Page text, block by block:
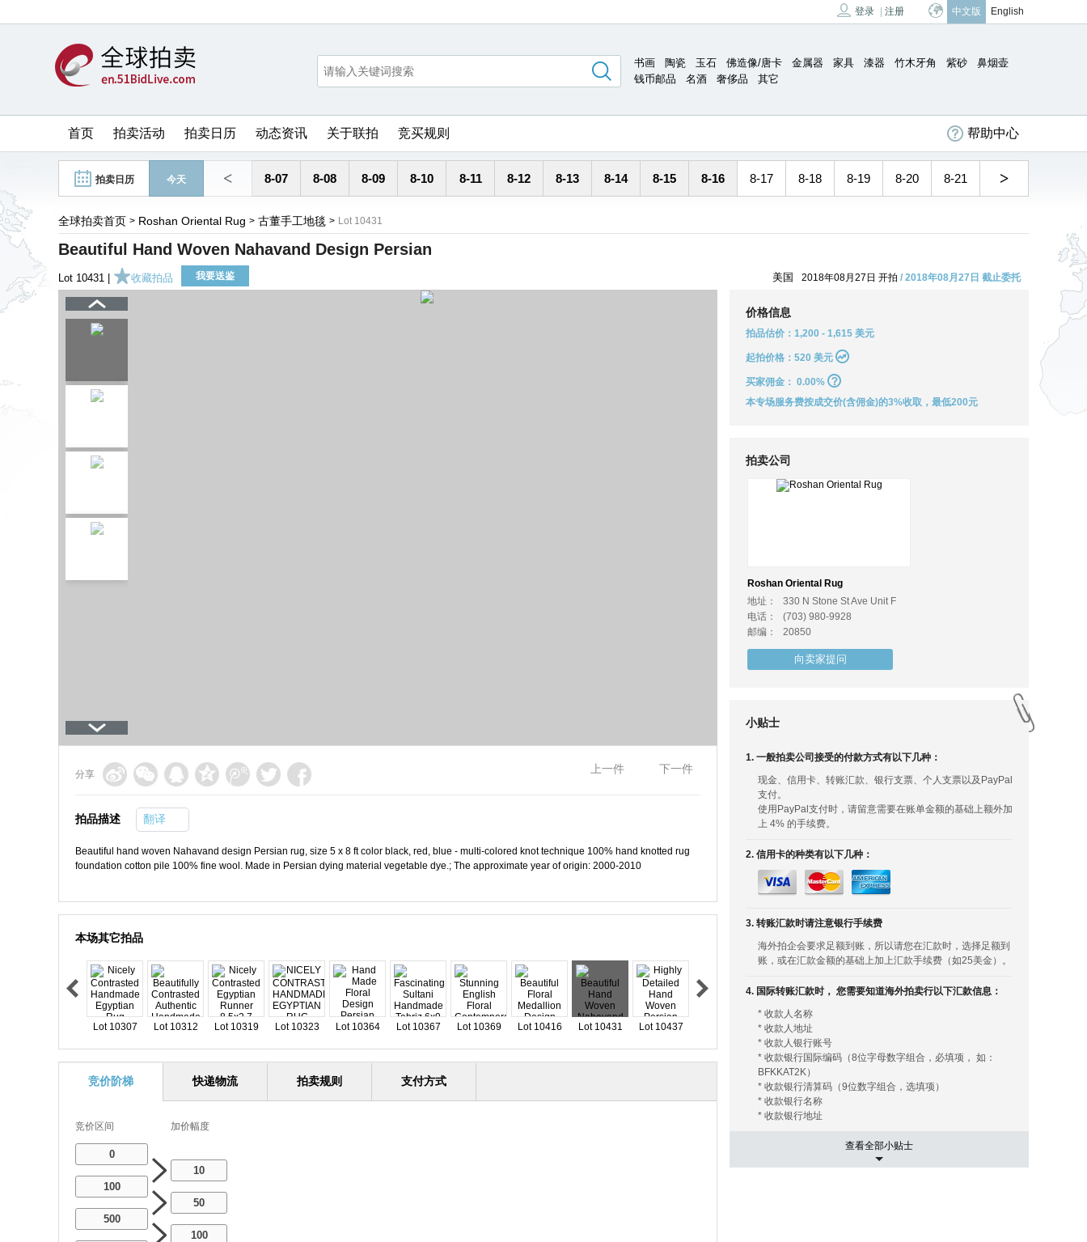
登录 注册 中文版 English
书画 陶瓷 玉石 佛造像/唐卡 金属器 家具 漆器 竹木牙角 紫砂
鼻烟壶
钱币邮品
名酒 奢侈品 其它
首页 拍卖活动 拍卖日历 动态资讯 关于联拍 竞买规则 帮助中心
拍卖日历 今天 < 8-07 8-08 8-09 8-10 8-11 8-12 8-13 8-14 8-15 8-16 8-17 8-18 8-19 8-20 8-21 >
全球拍卖首页 > Roshan Oriental Rug > 古董手工地毯 > Lot 10431
Beautiful Hand Woven Nahavand Design Persian
Lot 10431 | 收藏拍品 我要送鉴 美国 2018年08月27日 开拍 / 2018年08月27日 截止委托
分享 上一件 下一件
拍品描述 翻译
Beautiful hand woven Nahavand design Persian rug, size 5 x 8 ft color black, red, blue - multi-colored knot technique 100% hand knotted rug
foundation cotton pile 100% fine wool. Made in Persian dying material vegetable dye.; The approximate year of origin: 2000-2010
本场其它拍品
Lot 10307 Lot 10312 Lot 10319 Lot 10323 Lot 10364 Lot 10367 Lot 10369 Lot 10416 Lot 10431 Lot 10437
竞价阶梯 快递物流 拍卖规则 支付方式
竞价区间 加价幅度
0
10
100
50
500
100
价格信息
拍品估价：1,200 - 1,615 美元
起拍价格：520 美元
买家佣金： 0.00%
本专场服务费按成交价(含佣金)的3%收取，最低200元
拍卖公司
Roshan Oriental Rug
地址：
330 N Stone St Ave Unit F
电话：
(703) 980-9928
邮编：
20850
向卖家提问
小贴士
1. 一般拍卖公司接受的付款方式有以下几种：
现金、信用卡、转账汇款、银行支票、个人支票以及PayPal
支付。
使用PayPal支付时，请留意需要在账单金额的基础上额外加
上 4% 的手续费。
2. 信用卡的种类有以下几种：
3. 转账汇款时请注意银行手续费
海外拍企会要求足额到账，所以请您在汇款时，选择足额到
账，或在汇款金额的基础上加上汇款手续费（如25美金）。
4. 国际转账汇款时， 您需要知道海外拍卖行以下汇款信息：
* 收款人名称
* 收款人地址
* 收款人银行账号
* 收款银行国际编码（8位字母数字组合，必填项， 如：
BFKKAT2K）
* 收款银行清算码（9位数字组合，选填项）
* 收款银行名称
* 收款银行地址
有的海外拍卖行会替您安排和协调运输， 您只需要支付相关
查看全部小贴士